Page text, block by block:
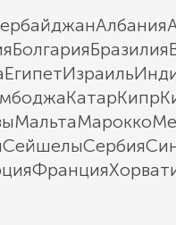
Албания
БолгарияБразилия
ЕгипетИзраиль
КатарКипр
МальтаМарокко
СейшелыСербия
Франция